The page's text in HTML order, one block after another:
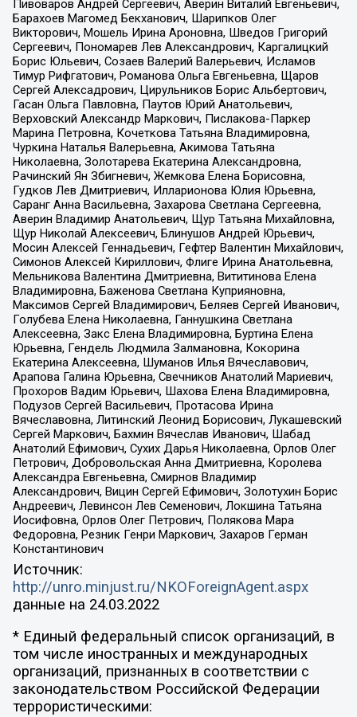
Пивоваров Андрей Сергеевич, Аверин Виталий Евгеньевич,
Барахоев Магомед Бекханович, Шарипков Олег
Викторович, Мошель Ирина Ароновна, Шведов Григорий
Сергеевич, Пономарев Лев Александрович, Каргалицкий
Борис Юльевич, Созаев Валерий Валерьевич, Исламов
Тимур Рифгатович, Романова Ольга Евгеньевна, Щаров
Сергей Алексадрович, Цирульников Борис Альбертович,
Гасан Ольга Павловна, Паутов Юрий Анатольевич,
Верховский Александр Маркович, Пислакова-Паркер
Марина Петровна, Кочеткова Татьяна Владимировна,
Чуркина Наталья Валерьевна, Акимова Татьяна
Николаевна, Золотарева Екатерина Александровна,
Рачинский Ян Збигневич, Жемкова Елена Борисовна,
Гудков Лев Дмитриевич, Илларионова Юлия Юрьевна,
Саранг Анна Васильевна, Захарова Светлана Сергеевна,
Аверин Владимир Анатольевич, Щур Татьяна Михайловна,
Щур Николай Алексеевич, Блинушов Андрей Юрьевич,
Мосин Алексей Геннадьевич, Гефтер Валентин Михайлович,
Симонов Алексей Кириллович, Флиге Ирина Анатольевна,
Мельникова Валентина Дмитриевна, Вититинова Елена
Владимировна, Баженова Светлана Куприяновна,
Максимов Сергей Владимирович, Беляев Сергей Иванович,
Голубева Елена Николаевна, Ганнушкина Светлана
Алексеевна, Закс Елена Владимировна, Буртина Елена
Юрьевна, Гендель Людмила Залмановна, Кокорина
Екатерина Алексеевна, Шуманов Илья Вячеславович,
Арапова Галина Юрьевна, Свечников Анатолий Мариевич,
Прохоров Вадим Юрьевич, Шахова Елена Владимировна,
Подузов Сергей Васильевич, Протасова Ирина
Вячеславовна, Литинский Леонид Борисович, Лукашевский
Сергей Маркович, Бахмин Вячеслав Иванович, Шабад
Анатолий Ефимович, Сухих Дарья Николаевна, Орлов Олег
Петрович, Добровольская Анна Дмитриевна, Королева
Александра Евгеньевна, Смирнов Владимир
Александрович, Вицин Сергей Ефимович, Золотухин Борис
Андреевич, Левинсон Лев Семенович, Локшина Татьяна
Иосифовна, Орлов Олег Петрович, Полякова Мара
Федоровна, Резник Генри Маркович, Захаров Герман
Константинович
Источник:
http://unro.minjust.ru/NKOForeignAgent.aspx
данные на 24.03.2022
* Единый федеральный список организаций, в
том числе иностранных и международных
организаций, признанных в соответствии с
законодательством Российской Федерации
террористическими: